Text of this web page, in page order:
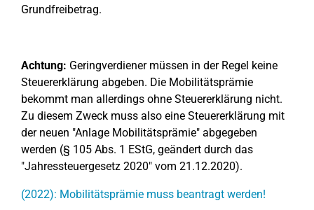
Grundfreibetrag.
Achtung: Geringverdiener müssen in der Regel keine
Steuererklärung abgeben. Die Mobilitätsprämie
bekommt man allerdings ohne Steuererklärung nicht.
Zu diesem Zweck muss also eine Steuererklärung mit
der neuen "Anlage Mobilitätsprämie" abgegeben
werden (§ 105 Abs. 1 EStG, geändert durch das
"Jahressteuergesetz 2020" vom 21.12.2020).
(2022): Mobilitätsprämie muss beantragt werden!